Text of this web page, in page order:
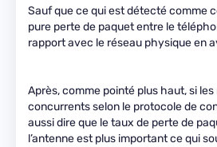
Sauf que ce qui est détecté comme
pure perte de paquet entre le
rapport avec le réseau physique en
Après, comme pointé plus haut, si
concurrents selon le protocole de
aussi dire que le taux de perte de
l’antenne est plus important ce qui